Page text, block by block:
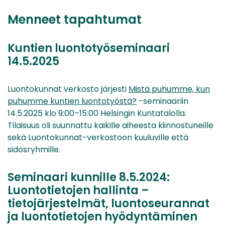
Menneet tapahtumat
Kuntien luontotyöseminaari
14.5.2025
Luontokunnat verkosto järjesti Mistä puhumme, kun
puhumme kuntien luontotyöstä? -seminaariin
14.5.2025 klo 9:00–15:00 Helsingin Kuntatalolla.
Tilaisuus oli suunnattu kaikille aiheesta kiinnostuneille
sekä Luontokunnat-verkostoon kuuluville että
sidosryhmille.
Seminaari kunnille 8.5.2024:
Luontotietojen hallinta –
tietojärjestelmät, luontoseurannat
ja luontotietojen hyödyntäminen